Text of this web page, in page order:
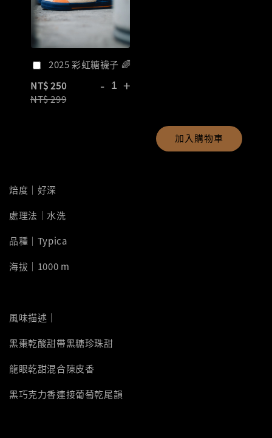
2025 彩虹糖襪子 🌈
NT$ 250
NT$ 299
- +
加入購物車
焙度｜好深
處理法｜水洗
品種｜Typica
海拔｜1000 m
風味描述｜
黑棗乾酸甜帶黑糖珍珠甜
龍眼乾甜混合陳皮香
黑巧克力香連接葡萄乾尾韻